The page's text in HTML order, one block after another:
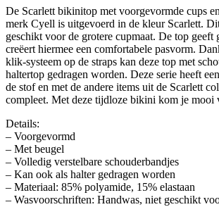
De Scarlett bikinitop met voorgevormde cups
merk Cyell is uitgevoerd in de kleur Scarlett.
geschikt voor de grotere cupmaat. De top geeft
creëert hiermee een comfortabele pasvorm.
klik-systeem op de straps kan deze top met
haltertop gedragen worden. Deze serie heeft
de stof en met de andere items uit de Scarlett
compleet. Met deze tijdloze bikini kom je mooi
Details:
– Voorgevormd
– Met beugel
– Volledig verstelbare schouderbandjes
– Kan ook als halter gedragen worden
– Materiaal: 85% polyamide, 15% elastaan
– Wasvoorschriften: Handwas, niet geschikt